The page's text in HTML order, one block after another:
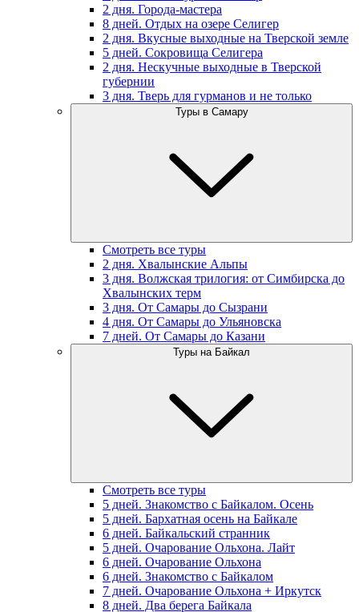
2 дня. Города-мастера
8 дней. Отдых на озере Селигер
2 дня. Вкусные выходные на Тверской земле
5 дней. Сокровища Селигера
2 дня. Нескучные выходные в Тверской
губернии
3 дня. Тверь для гурманов и не только
Туры в Самару
Смотреть все туры
2 дня. Хвалынские Альпы
3 дня. Волжская трилогия: от Симбирска до
Хвалынских терм
3 дня. От Самары до Сызрани
4 дня. От Самары до Ульяновска
7 дней. От Самары до Казани
Туры на Байкал
Смотреть все туры
5 дней. Знакомство с Байкалом. Осень
5 дней. Бархатная осень на Байкале
6 дней. Байкальский странник
5 дней. Очарование Ольхона. Лайт
6 дней. Очарование Ольхона
6 дней. Знакомство с Байкалом
7 дней. Очарование Ольхона + Иркутск
8 дней. Два берега Байкала